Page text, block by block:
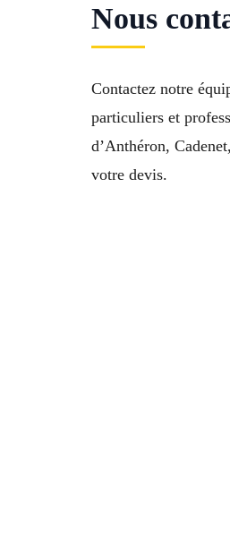
Nous
Contactez notre
particuliers et
d’Anthéron,
votre devis.